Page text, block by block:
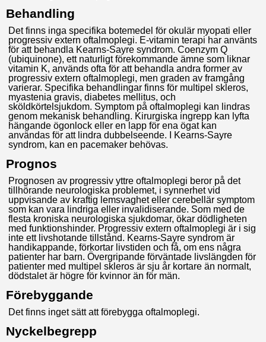
Behandling
Det finns inga specifika botemedel för okulär myopati eller
progressiv extern oftalmoplegi. E-vitamin terapi har använts
för att behandla Kearns-Sayre syndrom. Coenzym Q
(ubiquinone), ett naturligt förekommande ämne som liknar
vitamin K, används ofta för att behandla andra former av
progressiv extern oftalmoplegi, men graden av framgång
varierar. Specifika behandlingar finns för multipel skleros,
myastenia gravis, diabetes mellitus, och
sköldkörtelsjukdom. Symptom på oftalmoplegi kan lindras
genom mekanisk behandling. Kirurgiska ingrepp kan lyfta
hängande ögonlock eller en lapp för ena ögat kan
användas för att lindra dubbelseende. I Kearns-Sayre
syndrom, kan en pacemaker behövas.
Prognos
Prognosen av progressiv yttre oftalmoplegi beror på det
tillhörande neurologiska problemet, i synnerhet vid
uppvisande av kraftig lemsvaghet eller cerebellär symptom
som kan vara lindriga eller invalidiserande. Som med de
flesta kroniska neurologiska sjukdomar, ökar dödligheten
med funktionshinder. Progressiv extern oftalmoplegi är i sig
inte ett livshotande tillstånd. Kearns-Sayre syndrom är
handikappande, förkortar livstiden och få, om ens några
patienter har barn. Övergripande förväntade livslängden för
patienter med multipel skleros är sju år kortare än normalt,
dödstalet är högre för kvinnor än för män.
Förebyggande
Det finns inget sätt att förebygga oftalmoplegi.
Nyckelbegrepp